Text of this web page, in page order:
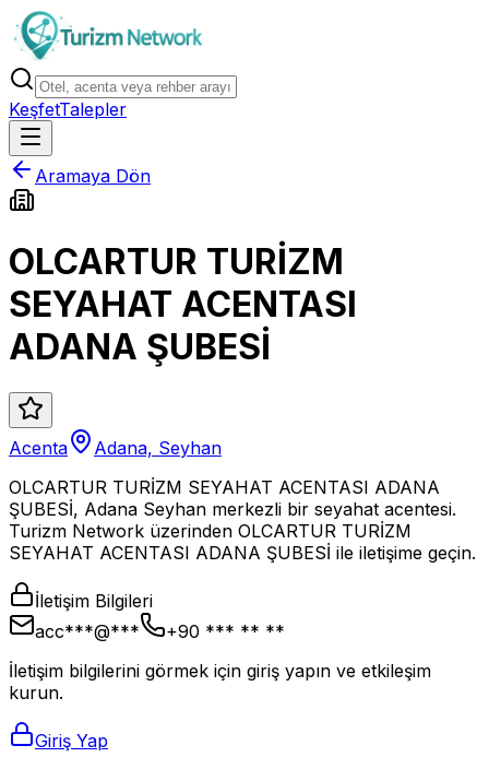
KeşfetTalepler
Aramaya Dön
OLCARTUR TURİZM
SEYAHAT ACENTASI
ADANA ŞUBESİ
Acenta
Adana, Seyhan
OLCARTUR TURİZM SEYAHAT ACENTASI ADANA
ŞUBESİ, Adana Seyhan merkezli bir seyahat acentesi.
Turizm Network üzerinden OLCARTUR TURİZM
SEYAHAT ACENTASI ADANA ŞUBESİ ile iletişime geçin.
İletişim Bilgileri
acc***@***
+90 *** ** **
İletişim bilgilerini görmek için giriş yapın ve etkileşim
kurun.
Giriş Yap